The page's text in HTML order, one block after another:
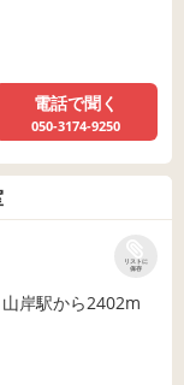
電話で聞く
050-3174-9250
リストに
保存
岸駅から2402m